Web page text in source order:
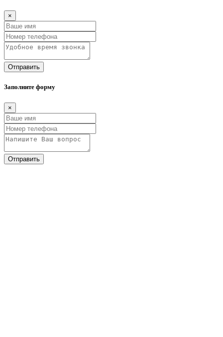
×
Отправить
Заполните форму
×
Отправить